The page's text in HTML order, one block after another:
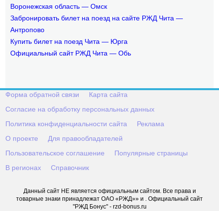
Воронежская область — Омск
Забронировать билет на поезд на сайте РЖД Чита —
Антропово
Купить билет на поезд Чита — Юрга
Официальный сайт РЖД Чита — Обь
Форма обратной связи
Карта сайта
Согласие на обработку персональных данных
Политика конфиденциальности сайта
Реклама
О проекте
Для правообладателей
Пользовательское соглашение
Популярные страницы
В регионах
Справочник
Данный сайт НЕ является официальным сайтом. Все права и
товарные знаки принадлежат ОАО «РЖД»» и . Официальный сайт
"РЖД Бонус" - rzd-bonus.ru